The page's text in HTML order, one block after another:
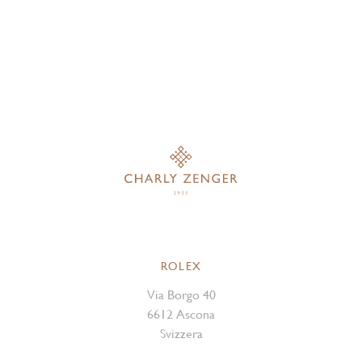
ROLEX
Via Borgo 40
6612 Ascona
Svizzera